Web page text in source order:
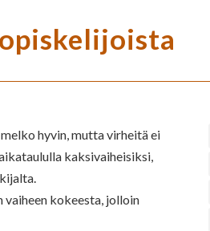
hyvin, mutta virheitä ei
kaksivaiheisiksi,
kokeesta, jolloin